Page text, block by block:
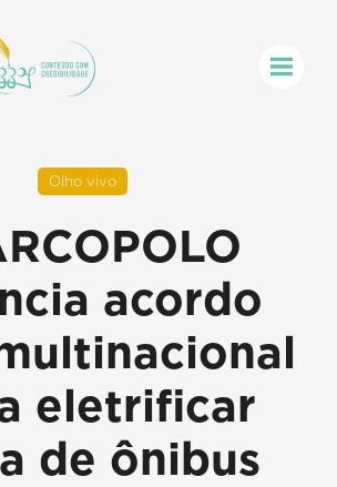
Olho vivo
acordo
eletrificar
de ônibus